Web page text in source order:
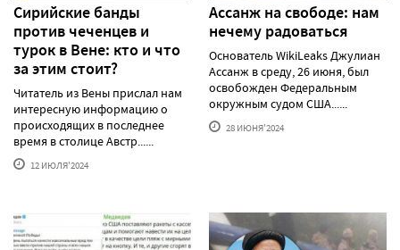
Сирийские банды
против чеченцев и
турок в Вене: кто и что
за этим стоит?
Читатель из Вены прислал нам
интересную информацию о
происходящих в последнее
время в столице Австр......
12 ИЮЛЯ'2024
Ассанж на свободе: нам
нечему радоваться
Основатель WikiLeaks Джулиан
Ассанж в среду, 26 июня, был
освобожден Федеральным
окружным судом США......
28 ИЮНЯ'2024